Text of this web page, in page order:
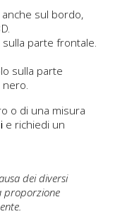
anche sul bordo,
parte frontale.
sulla parte
o di una misura
e richiedi un
dei diversi
proporzione